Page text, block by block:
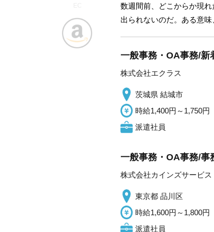
数週間前、どこからか現
出られないのだ。ある意
一般事務・OA事務/新
株式会社エクラス
茨城県 結城市
時給1,400円～1,750円
派遣社員
一般事務・OA事務/事
株式会社カインズサービス
東京都 品川区
時給1,600円～1,800円
派遣社員